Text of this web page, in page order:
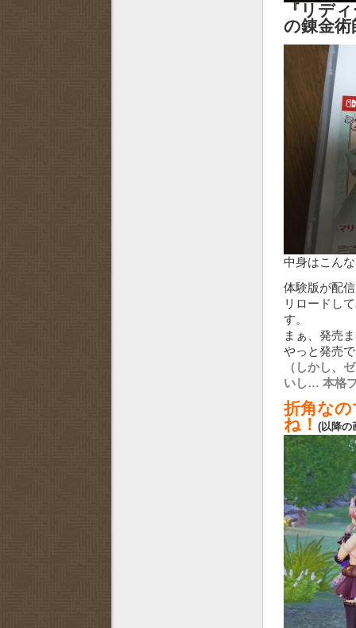
『リデ
の錬金
中身はこん
体験版が配
リロードし
す。
まぁ、発売
やっと発売
（しかし、
いし… 本格
折角な
ね！(以降の